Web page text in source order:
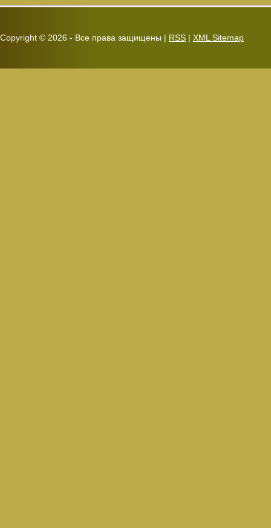
Copyright © 2026 - Все права защищены | RSS | XML Sitemap